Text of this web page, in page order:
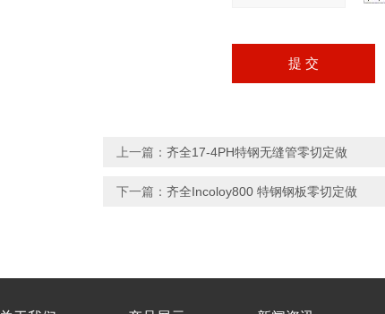
上一篇： 齐全17-4PH特钢无缝管零切定做
下一篇： 齐全Incoloy800 特钢钢板零切定做